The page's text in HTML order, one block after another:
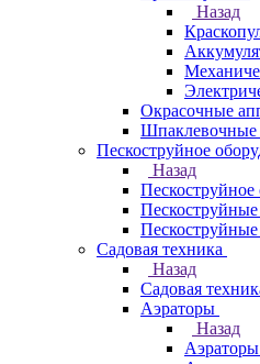
Назад
Окрасочные
Шпаклевочные
Пескоструйное
Назад
Пескоструйное
Садовая техника
Назад
Садовая
Аэраторы
Назад
Аэраторы